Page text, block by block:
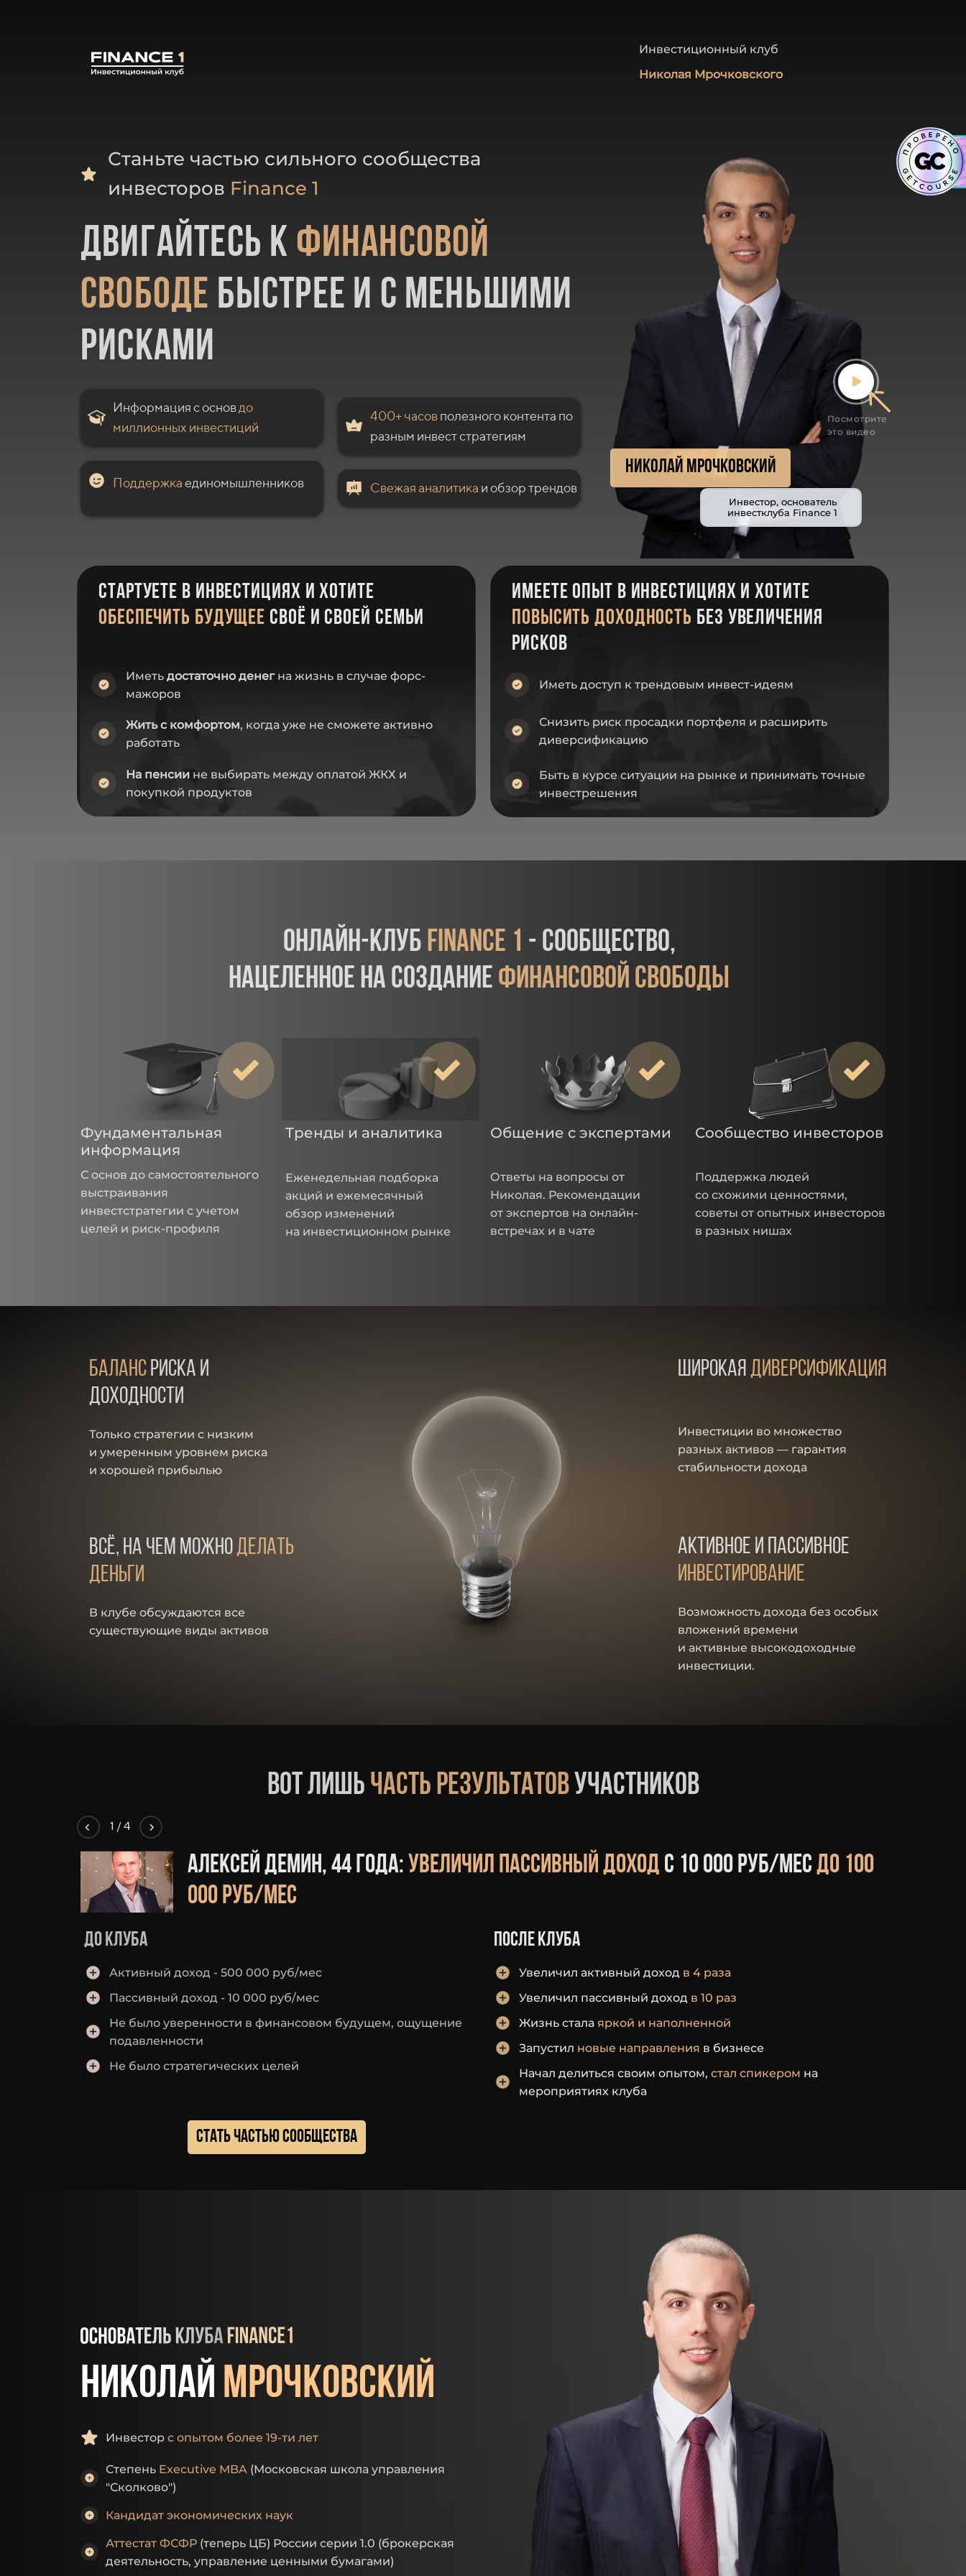
Инвестиционный клуб
Николая Мрочковского
Станьте частью сильного сообщества
инвесторов Finance 1
Двигайтесь к финансовой
свободе быстрее и с меньшими
рисками
Информация с основдо
миллионных инвестиций
Поддержкаединомышленников
400+часовполезного контента по
разным инвест стратегиям
Свежая аналитика и обзор трендов
николай мрочковский
Инвестор, основатель
инвестклуба Finance 1
Посмотрите
это видео
стартуете в инвестициях и хотите
обеспечить будущее своё и своей семьи
Иметь достаточно денегна жизнь в случае форс-
мажоров
Жить с комфортом, когда уже не сможете активно
работать
На пенсии не выбирать между оплатой ЖКХ и
покупкой продуктов
имеете опыт в инвестициях и хотите
повысить доходность без увеличения
рисков
Иметь доступ к трендовым инвест-идеям
Снизить риск просадки портфеля и расширить
диверсификацию
Быть в курсе ситуации на рынке и принимать точные
инвестрешения
онлайн-клуб finance 1 - сообщество,
нацеленное на создание финансовой свободы
Фундаментальная
информация
С основ до самостоятельного
выстраивания
инвестстратегии с учетом
целей и риск-профиля
Тренды и аналитика
Еженедельная подборка
акций и ежемесячный
обзор изменений
на инвестиционном рынке
Общение с экспертами
Ответы на вопросы от
Николая. Рекомендации
от экспертов на онлайн-
встречах и в чате
Сообщество инвесторов
Поддержка людей
со схожими ценностями,
советы от опытных инвесторов
в разных нишах
балансриска и
доходности
Только стратегии с низким
и умеренным уровнем риска
и хорошей прибылью
всё, на чем можноделать
деньги
В клубе обсуждаются все
существующие виды активов
широкаядиверсификация
Инвестиции во множество
разных активов — гарантия
стабильности дохода
активное и пассивное
инвестирование
Возможность дохода без особых
вложений времени
и активные высокодоходные
инвестиции.
вот лишь часть результатовучастников
1 /4
Алексей Демин, 44 года: увеличил пассивный доход с 10 000 руб/месдо 100
000 руб/мес
До клуба
Активный доход - 500 000 руб/мес
Пассивный доход - 10 000 руб/мес
Не было уверенности в финансовом будущем, ощущение
подавленности
Не было стратегических целей
после клуба
Увеличил активный доход в 4 раза
Увеличил пассивный доход в 10 раз
Жизнь стала яркой и наполненной
Запустил новые направления в бизнесе
Начал делиться своим опытом, стал спикером на
мероприятиях клуба
стать частью сообщества
николай мрочковский
Инвестор с опытом более 19-ти лет
Степень Executive MBA (Московская школа управления
"Сколково")
Кандидат экономических наук
Аттестат ФСФР (теперь ЦБ) России серии 1.0 (брокерская
деятельность, управление ценными бумагами)